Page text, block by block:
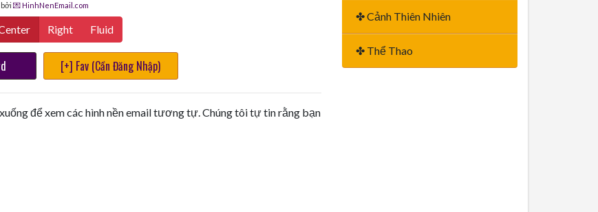
💌 HinhNenEmail.com
Right Fluid
[+] Fav (Cần Đăng Nhập)
để xem các hình nền email tương tự. Chúng tôi tự tin rằng bạn
✤ Cảnh Thiên Nhiên
✤ Thể Thao